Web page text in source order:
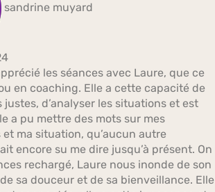
sandrine muyard
les séances avec Laure, que ce
en coaching. Elle a cette capacité de
d’analyser les situations et est
a pu mettre des mots sur mes
ma situation, qu’aucun autre
encore su me dire jusqu’à présent. On
rechargé, Laure nous inonde de son
sa douceur et de sa bienveillance. Elle